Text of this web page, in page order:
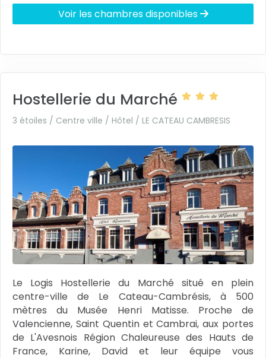
Voir les chambres disponibles
Hostellerie du Marché
3 étoiles / Centre ville / Hôtel / LE CATEAU CAMBRESIS
Le Logis Hostellerie du Marché situé en plein
centre-ville de Le Cateau-Cambrésis, à 500
mètres du Musée Henri Matisse. Proche de
Valencienne, Saint Quentin et Cambrai, aux portes
de L'Avesnois Région Chaleureuse des Hauts de
France, Karine, David et leur équipe vous